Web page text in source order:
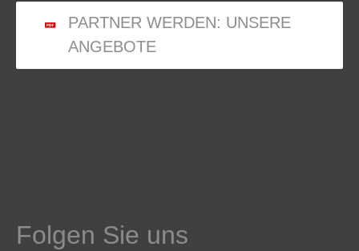
PARTNER WERDEN: UNSERE
ANGEBOTE
Folgen Sie uns